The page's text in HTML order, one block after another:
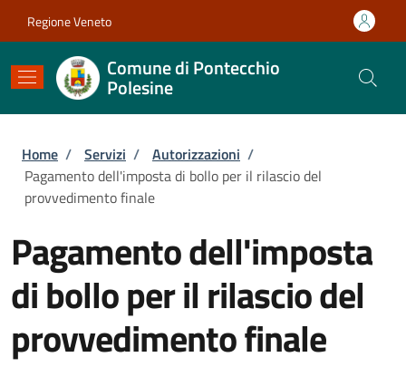
Regione Veneto
Comune di Pontecchio
Polesine
Briciole di pane
Home / Servizi / Autorizzazioni /
Pagamento dell'imposta di bollo per il rilascio del
provvedimento finale
Pagamento dell'imposta
di bollo per il rilascio del
provvedimento finale